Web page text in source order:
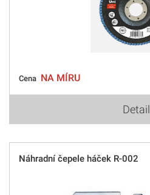
Cena NA MÍRU
Detail
Náhradní čepele háček R-002